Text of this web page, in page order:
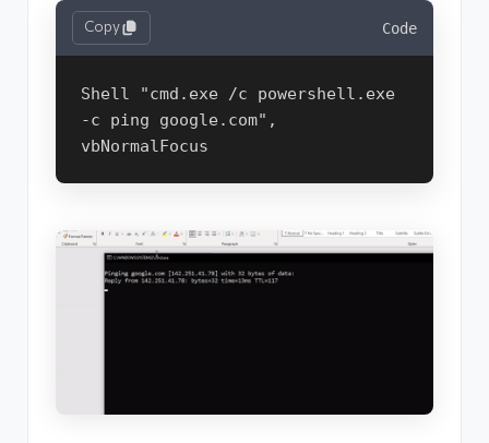
Code
Copy
Shell "cmd.exe /c powershell.exe
-c ping google.com",
vbNormalFocus